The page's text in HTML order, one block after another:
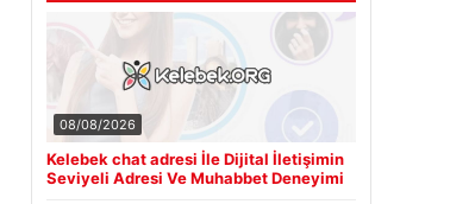
08/08/2026
Kelebek chat adresi İle Dijital İletişimin
Seviyeli Adresi Ve Muhabbet Deneyimi